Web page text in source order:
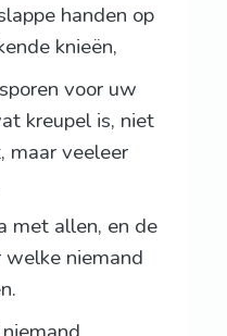
handen op
knieën,
voor uw
kreupel is, niet
veeleer
met allen, en de
welke niemand